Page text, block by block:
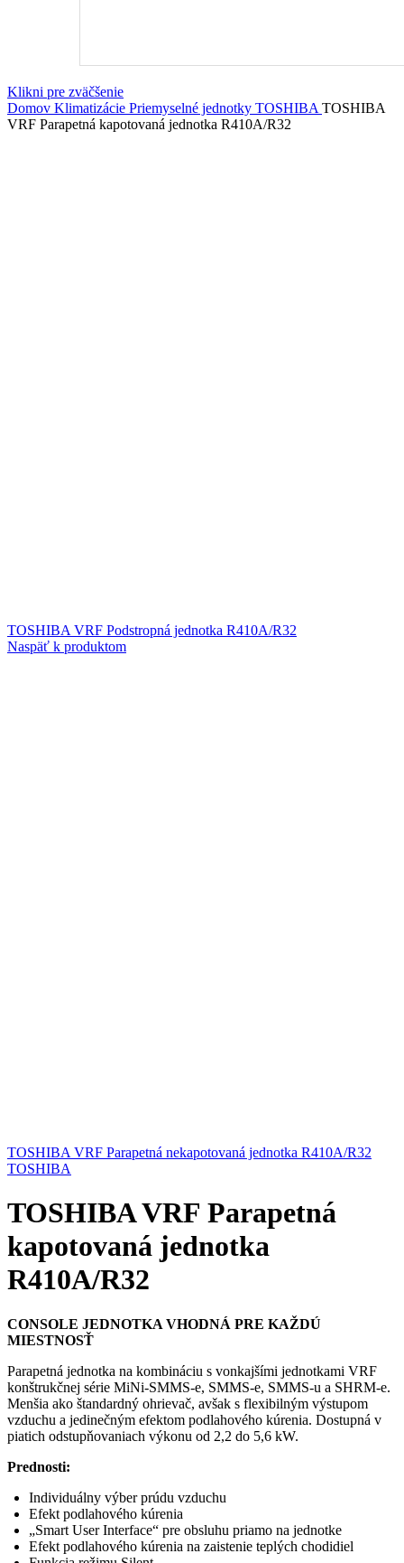
Klikni pre zväčšenie
Domov Klimatizácie Priemyselné jednotky TOSHIBA TOSHIBA
VRF Parapetná kapotovaná jednotka R410A/R32
TOSHIBA VRF Podstropná jednotka R410A/R32
Naspäť k produktom
TOSHIBA VRF Parapetná nekapotovaná jednotka R410A/R32
TOSHIBA
TOSHIBA VRF Parapetná
kapotovaná jednotka
R410A/R32
CONSOLE JEDNOTKA VHODNÁ PRE KAŽDÚ
MIESTNOSŤ
Parapetná jednotka na kombináciu s vonkajšími jednotkami VRF
konštrukčnej série MiNi-SMMS-e, SMMS-e, SMMS-u a SHRM-e.
Menšia ako štandardný ohrievač, avšak s flexibilným výstupom
vzduchu a jedinečným efektom podlahového kúrenia. Dostupná v
piatich odstupňovaniach výkonu od 2,2 do 5,6 kW.
Prednosti:
Individuálny výber prúdu vzduchu
Efekt podlahového kúrenia
„Smart User Interface“ pre obsluhu priamo na jednotke
Efekt podlahového kúrenia na zaistenie teplých chodidiel